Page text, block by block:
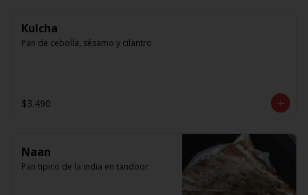
Kulcha
Pan de cebolla, sésamo y cilantro
$3.490
Naan
Pan tipico de la india en tandoor